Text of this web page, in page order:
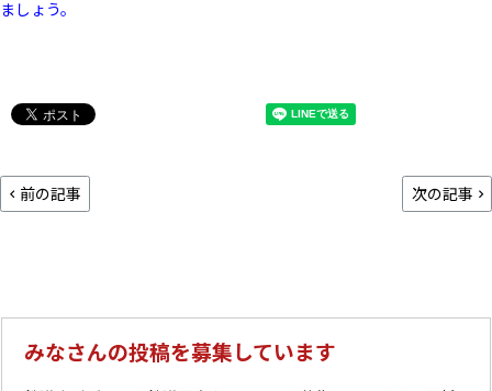
ましょう。
前の記事 次の記事
みなさんの投稿を募集しています